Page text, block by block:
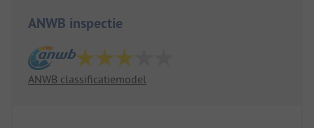
ANWB inspectie
ANWB classificatiemodel